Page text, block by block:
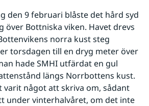
den 9 februari blåste det hård syd
över Bottniska viken. Havet drevs
norra kust steg
torsdagen till en dryg meter över
hade SMHI utfärdat en gul
längs Norrbottens kust.
varit något att skriva om, sådant
under vinterhalvåret, om det inte